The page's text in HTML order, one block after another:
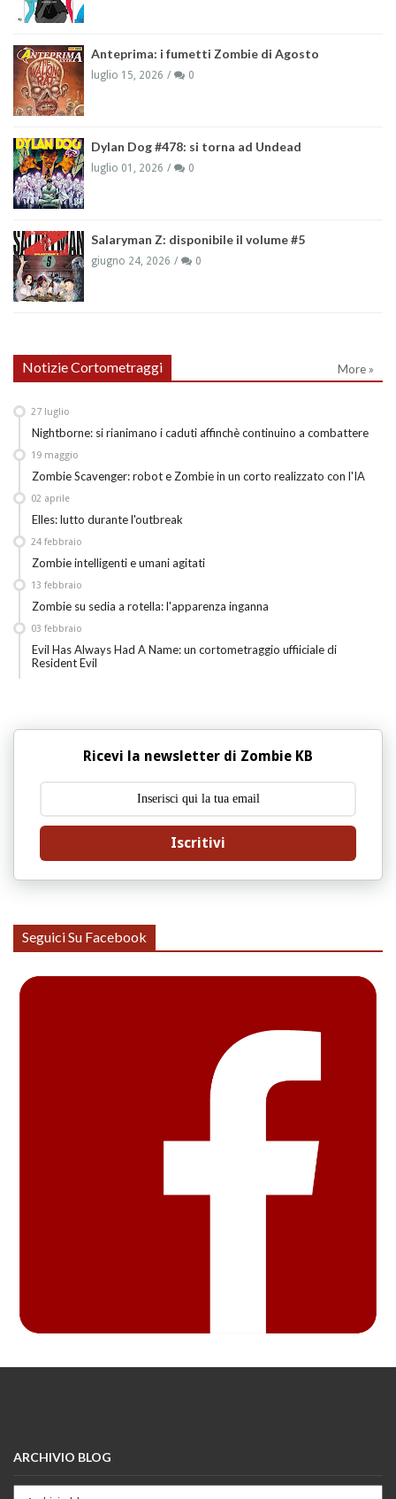
Anteprima: i fumetti Zombie di Agosto
luglio 15, 2026 0
Dylan Dog #478: si torna ad Undead
luglio 01, 2026 0
Salaryman Z: disponibile il volume #5
giugno 24, 2026 0
Notizie Cortometraggi More »
Nightborne: si rianimano i caduti affinchè continuino a combattere
27 luglio
Zombie Scavenger: robot e Zombie in un corto realizzato con l'IA
19 maggio
Elles: lutto durante l'outbreak
02 aprile
Zombie intelligenti e umani agitati
24 febbraio
Zombie su sedia a rotella: l'apparenza inganna
13 febbraio
Evil Has Always Had A Name: un cortometraggio uffiiciale di
Resident Evil
03 febbraio
Ricevi la newsletter di Zombie KB
Iscritivi
Seguici Su Facebook
ARCHIVIO BLOG